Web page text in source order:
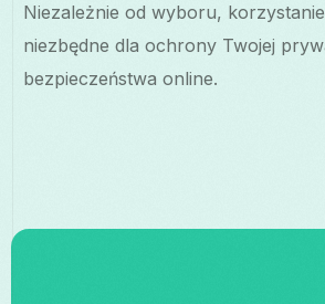
Niezależnie od wyboru,
niezbędne dla ochrony Twojej
bezpieczeństwa online.